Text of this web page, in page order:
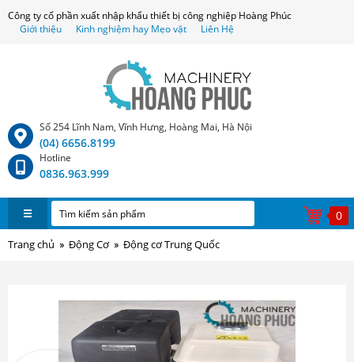
Công ty cổ phần xuất nhập khẩu thiết bị công nghiệp Hoàng Phúc
Giới thiệu
Kinh nghiệm hay Mẹo vặt Liên Hệ
Số 254 Lĩnh Nam, Vĩnh Hưng, Hoàng Mai, Hà Nội
(04) 6656.8199
Hotline
0836.963.999
0
Trang chủ Động Cơ Động cơ Trung Quốc